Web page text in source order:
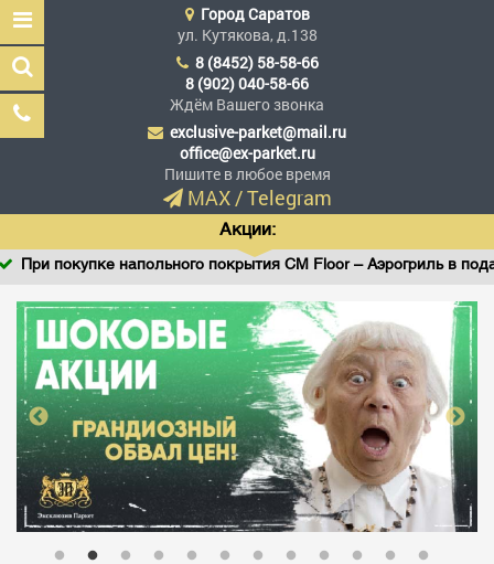
Эксклюзив Паркет
Мы сделали эксклюзив
доступным
ГЛАВНАЯ
АССОРТИМЕНТ
В НАЛИЧИИ
ГородСаратов
ул. Кутякова, д.138
8 (8452) 58-58-66
8 (902) 040-58-66
Ждём Вашего звонка
exclusive-parket@mail.ru
office@ex-parket.ru
Пишите в любое время
MAX/Telegram
Акции:
покупке напольного покрытия CM Floor – Аэрогриль в